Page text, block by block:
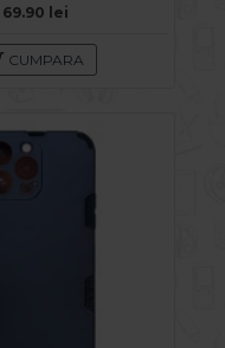
69.90 lei
CUMPARA